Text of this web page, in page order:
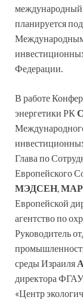
международный
планируется
Международным
Федерации.
В работе
энергетики РК
Глава по
Европейского
МЭДСЕН
Европейской
агентство по
Руководитель
среды Израиля
директора
«Центр